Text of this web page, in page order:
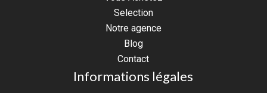
Selection
Notre agence
Blog
Contact
Informations légales